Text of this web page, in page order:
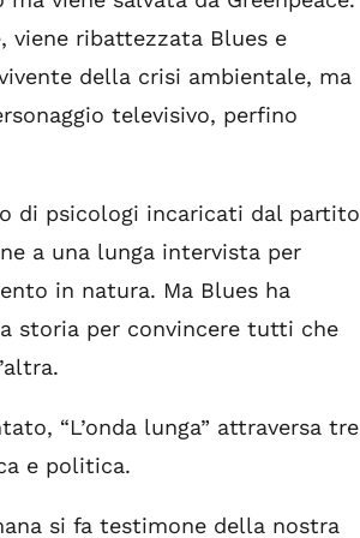
viene ribattezzata Blues e
della crisi ambientale, ma
televisivo, perfino
di psicologi incaricati dal partito
a una lunga intervista per
in natura. Ma Blues ha
storia per convincere tutti che
“L’onda lunga” attraversa tre
e politica.
si fa testimone della nostra